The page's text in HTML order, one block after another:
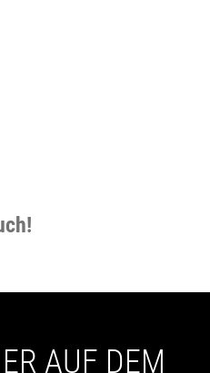
AUF DEM